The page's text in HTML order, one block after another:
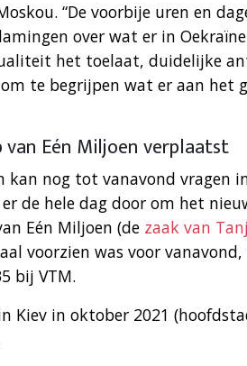
“De voorbije uren en
over wat er in
het toelaat, duidelijke
te begrijpen wat er aan het
van Eén Miljoen verplaatst
kan nog tot vanavond vragen
er de hele dag door om het
Eén Miljoen (de zaak van
voorzien was voor
bij VTM.
Kiev in oktober 2021